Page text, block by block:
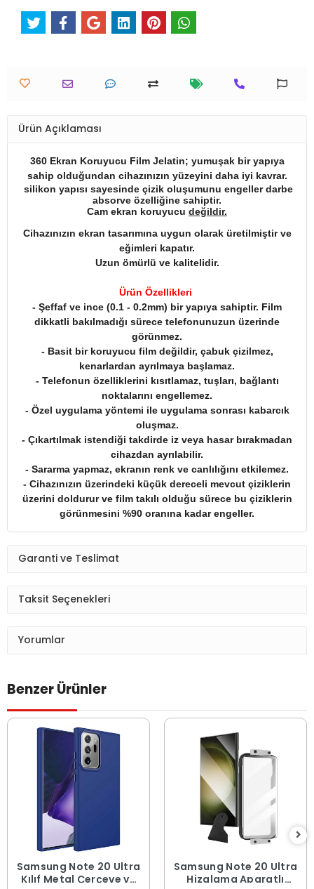
Ürün Açıklaması
360 Ekran Koruyucu Film Jelatin; yumuşak bir yapıya
sahip olduğundan cihazınızın yüzeyini daha iyi kavrar.
silikon yapısı sayesinde çizik oluşumunu engeller darbe
absorve özelliğine sahiptir.
Cam ekran koruyucu değildir.
Cihazınızın ekran tasarımına uygun olarak üretilmiştir ve
eğimleri kapatır.
Uzun ömürlü ve kalitelidir.
Ürün Özellikleri
- Şeffaf ve ince (0.1 - 0.2mm) bir yapıya sahiptir. Film
dikkatli bakılmadığı sürece telefonunuzun üzerinde
görünmez.
- Basit bir koruyucu film değildir, çabuk çizilmez,
kenarlardan ayrılmaya başlamaz.
- Telefonun özelliklerini kısıtlamaz, tuşları, bağlantı
noktalarını engellemez.
- Özel uygulama yöntemi ile uygulama sonrası kabarcık
oluşmaz.
- Çıkartılmak istendiği takdirde iz veya hasar bırakmadan
cihazdan ayrılabilir.
- Sararma yapmaz, ekranın renk ve canlılığını etkilemez.
- Cihazınızın üzerindeki küçük dereceli mevcut çiziklerin
üzerini doldurur ve film takılı olduğu sürece bu çiziklerin
görünmesini %90 oranına kadar engeller.
Garanti ve Teslimat
Taksit Seçenekleri
Yorumlar
Benzer Ürünler
Samsung Note 20 Ultra
Kılıf Metal Çerçeve ve
Samsung Note 20 Ultra
Hizalama Aparatlı